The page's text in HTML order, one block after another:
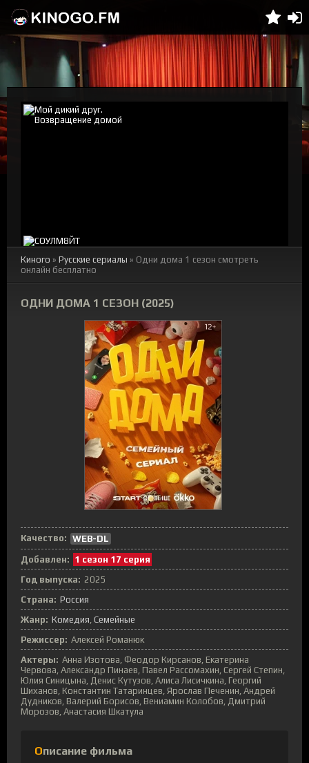
Киного » Русские сериалы » Одни дома 1 сезон смотреть
онлайн бесплатно
ОДНИ ДОМА 1 СЕЗОН (2025)
Качество: WEB-DL
Добавлен: 1 сезон 17 серия
Год выпуска: 2025
Страна: Россия
Жанр: Комедия Семейные
Режиссер: Алексей Романюк
Актеры: Анна Изотова, Феодор Кирсанов, Екатерина
Червова, Александр Пинаев, Павел Рассомахин, Сергей Степин,
Юлия Синицына, Денис Кутузов, Алиса Лисичкина, Георгий
Шиханов, Константин Татаринцев, Ярослав Печенин, Андрей
Дудников, Валерий Борисов, Вениамин Колобов, Дмитрий
Морозов, Анастасия Шкатула
Описание фильма